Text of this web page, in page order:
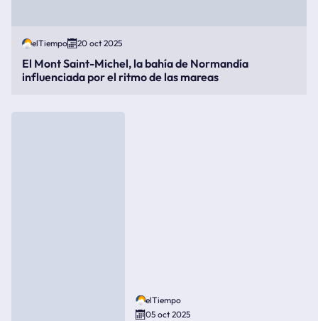
elTiempo 20 oct 2025
El Mont Saint-Michel, la bahía de Normandía
influenciada por el ritmo de las mareas
elTiempo
05 oct 2025